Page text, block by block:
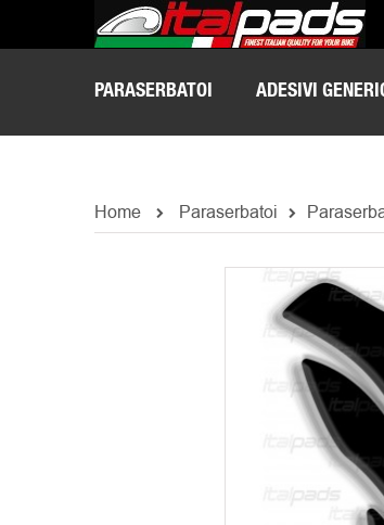
PARASERBATOI ADESIVI
Home Paraserbatoi